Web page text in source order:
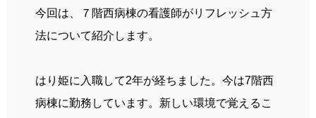
お知らせ
ブログ
採用情報
今回は、７階西病棟の看護師がリフレッシュ方
法について紹介します。
はり姫に入職して2年が経ちました。今は7階西
病棟に勤務しています。新しい環境で覚えるこ